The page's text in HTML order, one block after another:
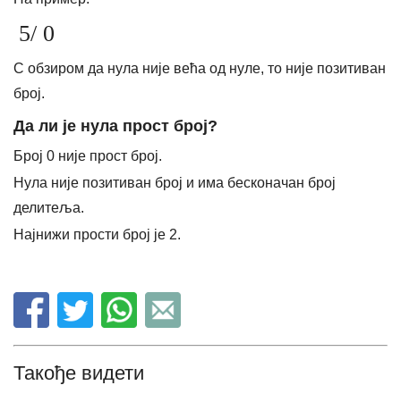
5/ 0
С обзиром да нула није већа од нуле, то није позитиван
број.
Да ли је нула прост број?
Број 0 није прост број.
Нула није позитиван број и има бесконачан број
делитеља.
Најнижи прости број је 2.
Такође видети